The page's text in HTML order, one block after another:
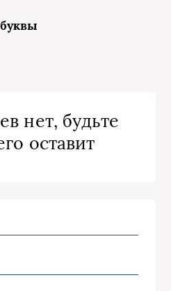
нет, будьте
оставит